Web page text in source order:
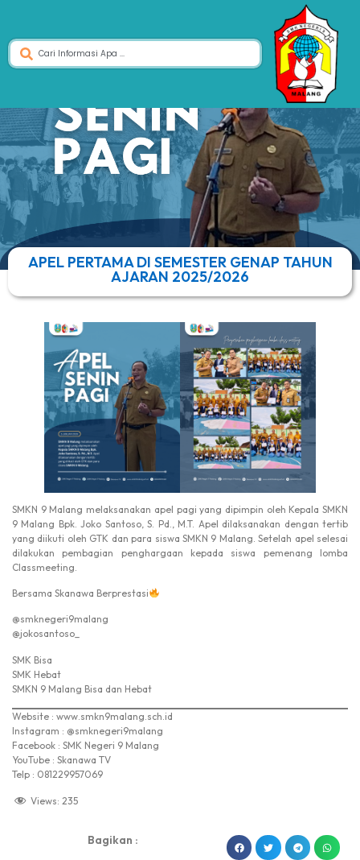
APEL PERTAMA DI SEMESTER GENAP TAHUN
AJARAN 2025/2026
SMKN 9 Malang melaksanakan apel pagi yang dipimpin oleh Kepala SMKN
9 Malang Bpk. Joko Santoso, S. Pd., M.T. Apel dilaksanakan dengan tertib
yang diikuti oleh GTK dan para siswa SMKN 9 Malang. Setelah apel selesai
dilakukan pembagian penghargaan kepada siswa pemenang lomba
Classmeeting.
Bersama Skanawa Berprestasi
@smknegeri9malang
@jokosantoso_
SMK Bisa
SMK Hebat
SMKN 9 Malang Bisa dan Hebat
Website : www.smkn9malang.sch.id
Instagram : @smknegeri9malang
Facebook : SMK Negeri 9 Malang
YouTube : Skanawa TV
Telp : 081229957069
Views: 235
Bagikan :